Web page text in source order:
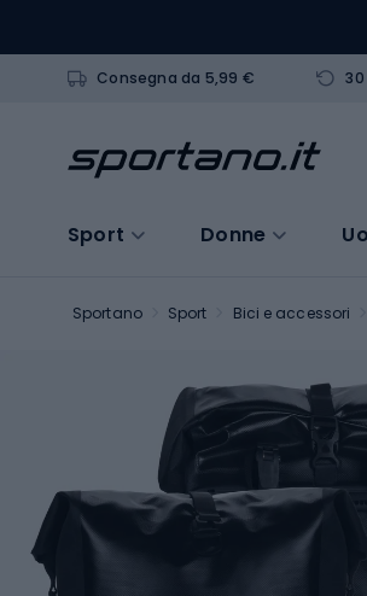
Consegna da 5,99 €
Sport Donne
Sportano Sport Bici e accessori